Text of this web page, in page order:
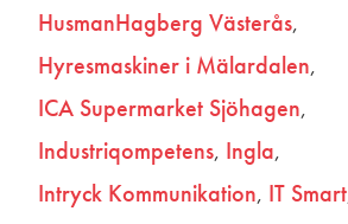
HusmanHagberg Västerås
Hyresmaskiner i Mälardalen
ICA Supermarket Sjöhagen
Industriqompetens Ingla
Intryck Kommunikation IT Smart